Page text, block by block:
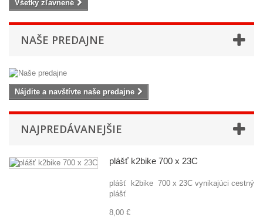
Všetky zľavnené
NAŠE PREDAJNE
Nájdite a navštívte naše predajne
NAJPREDÁVANEJŠIE
plášť k2bike 700 x 23C
plášť k2bike 700 x 23C vynikajúci cestný
plášť
8,00 €